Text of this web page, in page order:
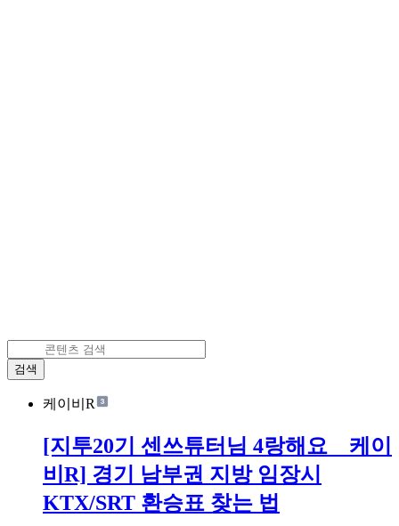
검색
케이비R
[지투20기 센쓰튜터님 4랑해요 _ 케이
비R] 경기 남부권 지방 임장시
KTX/SRT 환승표 찾는 법